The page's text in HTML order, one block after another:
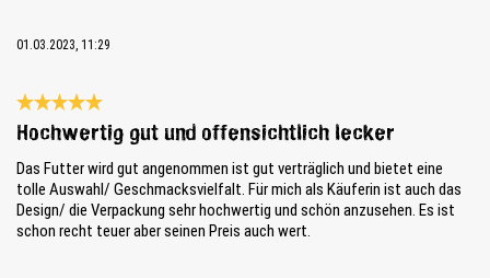
01.03.2023, 11:29
Bewertung mit 5 von 5 Sternen
Hochwertig gut und offensichtlich lecker
Das Futter wird gut angenommen ist gut verträglich und bietet eine
tolle Auswahl/ Geschmacksvielfalt. Für mich als Käuferin ist auch das
Design/ die Verpackung sehr hochwertig und schön anzusehen. Es ist
schon recht teuer aber seinen Preis auch wert.